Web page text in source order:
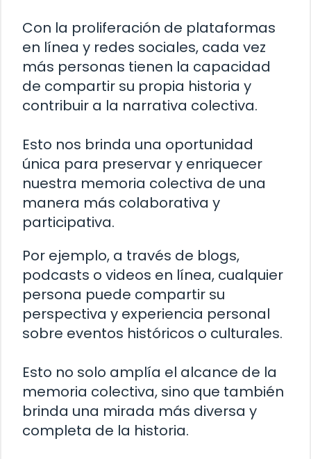
Con la proliferación de plataformas
en línea y redes sociales, cada vez
más personas tienen la capacidad
de compartir su propia historia y
contribuir a la narrativa colectiva.
Esto nos brinda una oportunidad
única para preservar y enriquecer
nuestra memoria colectiva de una
manera más colaborativa y
participativa.
Por ejemplo, a través de blogs,
podcasts o videos en línea, cualquier
persona puede compartir su
perspectiva y experiencia personal
sobre eventos históricos o culturales.
Esto no solo amplía el alcance de la
memoria colectiva, sino que también
brinda una mirada más diversa y
completa de la historia.